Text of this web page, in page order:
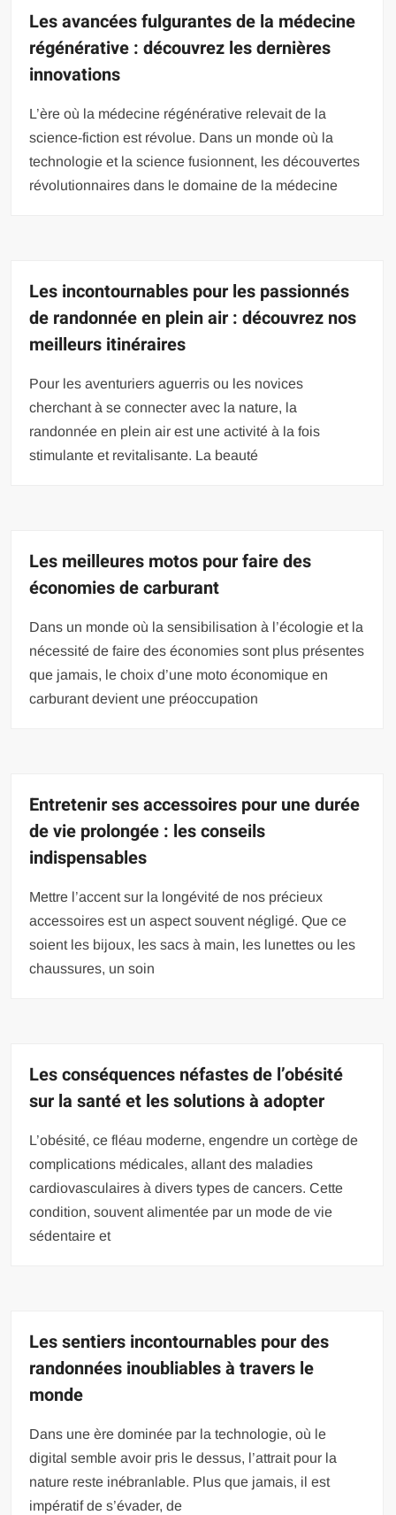
Les avancées fulgurantes de la médecine
régénérative : découvrez les dernières
innovations
L’ère où la médecine régénérative relevait de la
science-fiction est révolue. Dans un monde où la
technologie et la science fusionnent, les découvertes
révolutionnaires dans le domaine de la médecine
Les incontournables pour les passionnés
de randonnée en plein air : découvrez nos
meilleurs itinéraires
Pour les aventuriers aguerris ou les novices
cherchant à se connecter avec la nature, la
randonnée en plein air est une activité à la fois
stimulante et revitalisante. La beauté
Les meilleures motos pour faire des
économies de carburant
Dans un monde où la sensibilisation à l’écologie et la
nécessité de faire des économies sont plus présentes
que jamais, le choix d’une moto économique en
carburant devient une préoccupation
Entretenir ses accessoires pour une durée
de vie prolongée : les conseils
indispensables
Mettre l’accent sur la longévité de nos précieux
accessoires est un aspect souvent négligé. Que ce
soient les bijoux, les sacs à main, les lunettes ou les
chaussures, un soin
Les conséquences néfastes de l’obésité
sur la santé et les solutions à adopter
L’obésité, ce fléau moderne, engendre un cortège de
complications médicales, allant des maladies
cardiovasculaires à divers types de cancers. Cette
condition, souvent alimentée par un mode de vie
sédentaire et
Les sentiers incontournables pour des
randonnées inoubliables à travers le
monde
Dans une ère dominée par la technologie, où le
digital semble avoir pris le dessus, l’attrait pour la
nature reste inébranlable. Plus que jamais, il est
impératif de s’évader, de